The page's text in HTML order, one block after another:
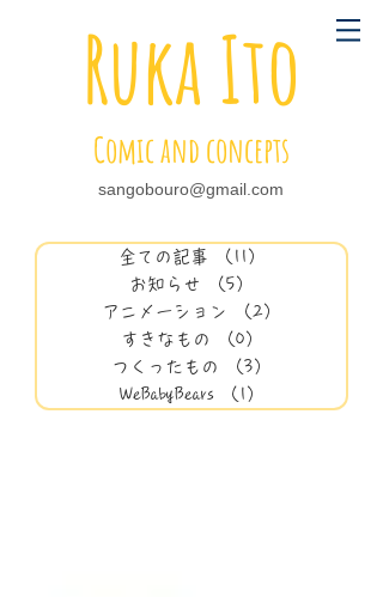
Ruka Ito
Comic and concepts
sangobouro@gmail.com
全ての記事 （11）
11件の記事
お知らせ
（5）
アニメーション
（2）
すきなもの
（0）
つくったもの
（3）
WeBabyBears
（1）